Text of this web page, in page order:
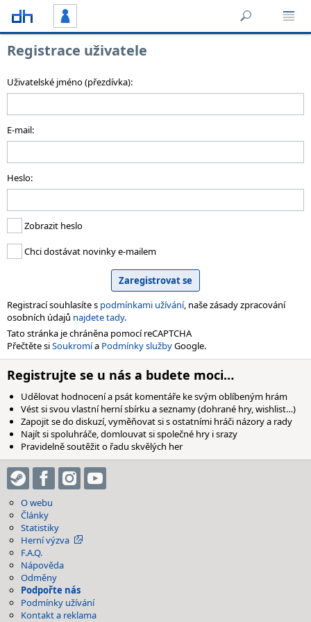
Registrace uživatele
Uživatelské jméno (přezdívka):
E-mail:
Heslo:
Zobrazit heslo
Chci dostávat novinky e-mailem
Registrací souhlasíte s podmínkami užívání, naše zásady zpracování
osobních údajů najdete tady.
Tato stránka je chráněna pomocí reCAPTCHA
Přečtěte siSoukromía Podmínky službyGoogle.
Registrujte se u nás a budete moci…
Udělovat hodnocení a psát komentáře ke svým oblíbeným hrám
Vést si svou vlastní herní sbírku a seznamy (dohrané hry, wishlist…)
Zapojit se do diskuzí, vyměňovat si s ostatními hráči názory a rady
Najít si spoluhráče, domlouvat si společné hry i srazy
Pravidelně soutěžit o řadu skvělých her
O webu
Články
Statistiky
Herní výzva
F.A.Q.
Nápověda
Odměny
Podpořte nás
Podmínky užívání
Kontakt a reklama